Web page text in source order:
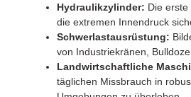
Hydraulikzylinder: Die erste
die extremen Innendruck
Schwerlastausrüstung:
von Industriekränen,
Landwirtschaftliche
täglichen Missbrauch in